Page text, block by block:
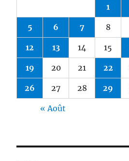
1
5 6 7 8
12 13 14 15
19 20 21 22
26 27 28 29
« Août